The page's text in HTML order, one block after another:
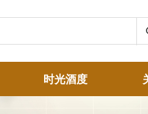
时光酒度